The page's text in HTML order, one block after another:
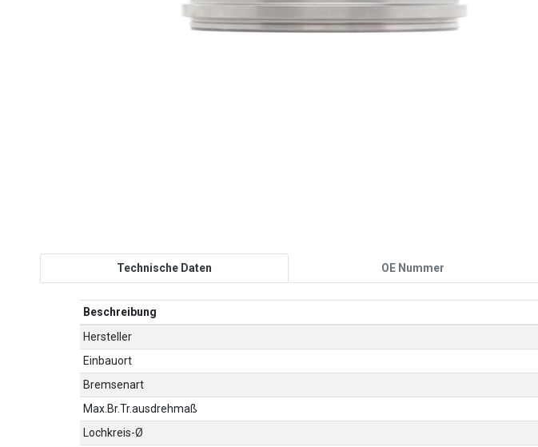
Technische Daten OE Nummer
Beschreibung
Hersteller
Einbauort
Bremsenart
Max.Br.Tr.ausdrehmaß
Lochkreis-Ø